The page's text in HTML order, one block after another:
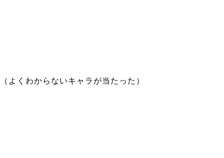
（よくわからないキャラが当たった）